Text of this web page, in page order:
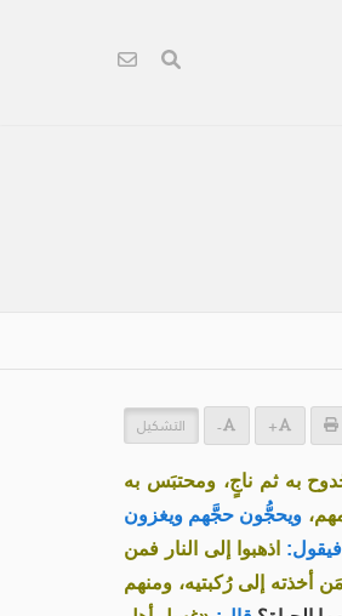
+
- التشكيل
به ثم ناجٍ، ومحتبَس به
ويحجُّون حجَّهم ويغزون
فيقول: اذهبوا إلى النار فمن
أخذته إلى رُكبتيه، ومنهم